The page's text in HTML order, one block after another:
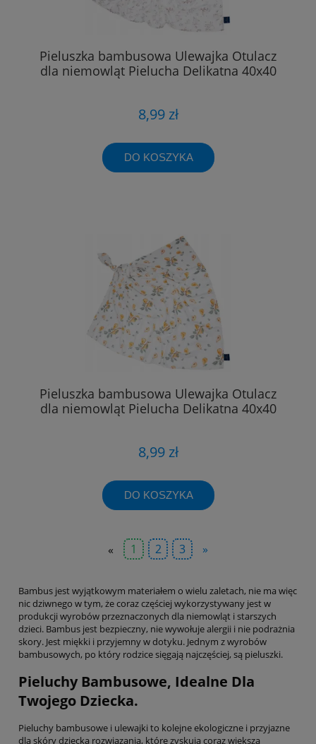
Pieluszka bambusowa Ulewajka Otulacz
dla niemowląt Pielucha Delikatna 40x40
8,99 zł
DO KOSZYKA
Pieluszka bambusowa Ulewajka Otulacz
dla niemowląt Pielucha Delikatna 40x40
8,99 zł
DO KOSZYKA
« 1 2 3 »
Bambus jest wyjątkowym materiałem o wielu zaletach, nie ma więc
nic dziwnego w tym, że coraz częściej wykorzystywany jest w
produkcji wyrobów przeznaczonych dla niemowląt i starszych
dzieci. Bambus jest bezpieczny, nie wywołuje alergii i nie podrażnia
skory. Jest miękki i przyjemny w dotyku. Jednym z wyrobów
bambusowych, po który rodzice sięgają najczęściej, są pieluszki.
Pieluchy Bambusowe, Idealne Dla
Twojego Dziecka.
Pieluchy bambusowe i ulewajki to kolejne ekologiczne i przyjazne
dla skóry dziecka rozwiązania, które zyskują coraz większą